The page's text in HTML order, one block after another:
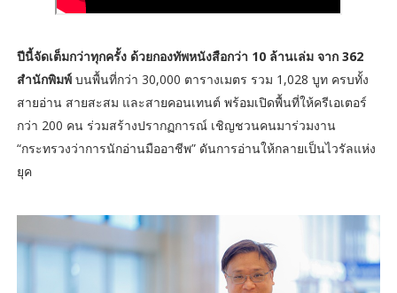
ปีนี้จัดเต็มกว่าทุกครั้ง ด้วยกองทัพหนังสือกว่า 10 ล้านเล่ม จาก 362
สำนักพิมพ์ บนพื้นที่กว่า 30,000 ตารางเมตร รวม 1,028 บูท ครบทั้ง
สายอ่าน สายสะสม และสายคอนเทนต์ พร้อมเปิดพื้นที่ให้ครีเอเตอร์
กว่า 200 คน ร่วมสร้างปรากฏการณ์ เชิญชวนคนมาร่วมงาน
“กระทรวงว่าการนักอ่านมืออาชีพ” ดันการอ่านให้กลายเป็นไวรัลแห่ง
ยุค